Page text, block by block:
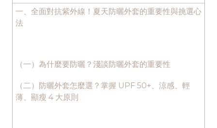
一、全面對抗紫外線！夏天防曬外套的重要性與挑選心
法
（一）為什麼要防曬？淺談防曬外套的重要性
（二）防曬外套怎麼選？掌握 UPF 50+、涼感、輕
薄、顯瘦 4 大原則